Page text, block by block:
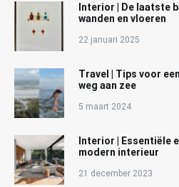
Interior | De laatste
wanden en vloeren
22 januari 2025
Travel | Tips voor
weg aan zee
5 maart 2024
Interior | Essentiële
modern interieur
21 december 2023